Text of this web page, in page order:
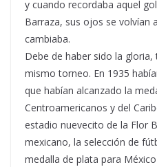
y cuando recordaba aquel
Barraza, sus ojos se volvían
cambiaba.
Debe de haber sido la
mismo torneo. En 1935
que habían alcanzado la
Centroamericanos y del
estadio nuevecito de la Flor
mexicano, la selección de
medalla de plata para